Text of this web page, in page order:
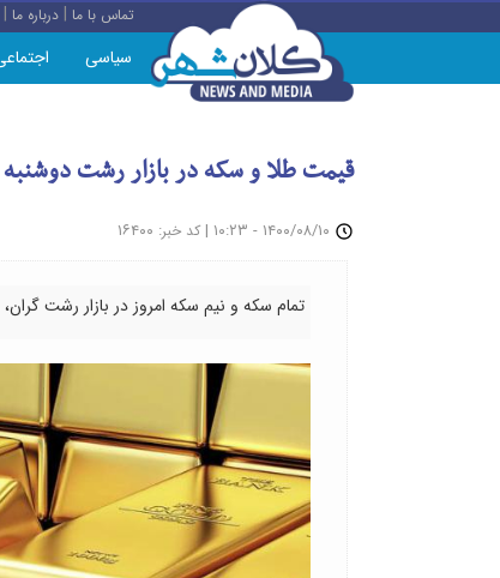
تماس با ما |درباره ما
سیاسی
قیمت طلا و سکه در بازار رشت دوشنبه ۱۰ آبان
| کد خبر: ۱۶۴۰۰
تمام سکه و نیم سکه امروز در بازار رشت